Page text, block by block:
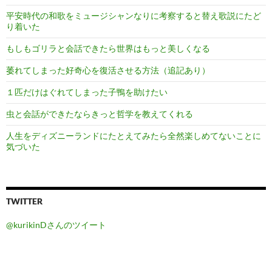
平安時代の和歌をミュージシャンなりに考察すると替え歌説にたど
り着いた
もしもゴリラと会話できたら世界はもっと美しくなる
萎れてしまった好奇心を復活させる方法（追記あり）
１匹だけはぐれてしまった子鴨を助けたい
虫と会話ができたならきっと哲学を教えてくれる
人生をディズニーランドにたとえてみたら全然楽しめてないことに
気づいた
TWITTER
@kurikinDさんのツイート